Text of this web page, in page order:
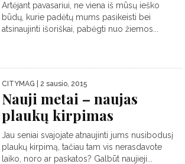
Artėjant pavasariui, ne viena iš mūsų ieško
būdų, kurie padėtų mums pasikeisti bei
atsinaujinti išoriškai, pabėgti nuo žiemos...
CITYMAG | 2 sausio, 2015
Nauji metai – naujas
plaukų kirpimas
Jau seniai svajojate atnaujinti jums nusibodusį
plaukų kirpimą, tačiau tam vis nerasdavote
laiko, noro ar paskatos? Galbūt naujieji...